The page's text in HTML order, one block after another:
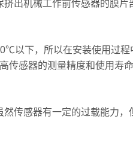
机械工作前传感器的膜片
以下，所以在安装使用过程
传感器的测量精度和使用寿命
传感器有一定的过载能力，